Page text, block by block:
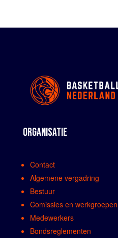
ORGANISATIE
Contact
Algemene vergadring
Bestuur
Comissies en werkgroepen
Medewerkers
Bondsreglementen